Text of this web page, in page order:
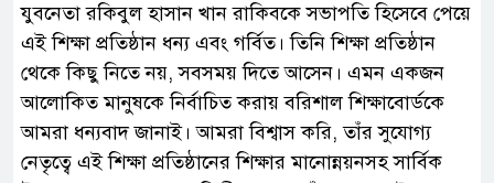
যুবনেতা রকিবুল হাসান খান রাকিবকে সভাপতি হিসেবে পেয়ে
এই শিক্ষা প্রতিষ্ঠান ধন্য এবং গর্বিত। তিনি শিক্ষা প্রতিষ্ঠান
থেকে কিছু নিতে নয়, সবসময় দিতে আসেন। এমন একজন
আলোকিত মানুষকে নির্বাচিত করায় বরিশাল শিক্ষাবোর্ডকে
আমরা ধন্যবাদ জানাই। আমরা বিশ্বাস করি, তাঁর সুযোগ্য
নেতৃত্বে এই শিক্ষা প্রতিষ্ঠানের শিক্ষার মানোন্নয়নসহ সার্বিক